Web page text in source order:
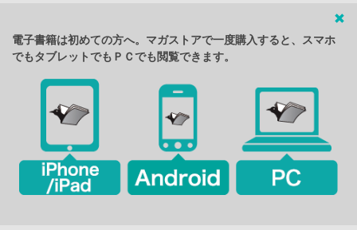
電子書籍は初めての方へ。マガストアで一度購入すると、スマホ
でもタブレットでもＰＣでも閲覧できます。